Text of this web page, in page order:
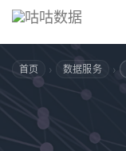
首页 › 数据服务 ›